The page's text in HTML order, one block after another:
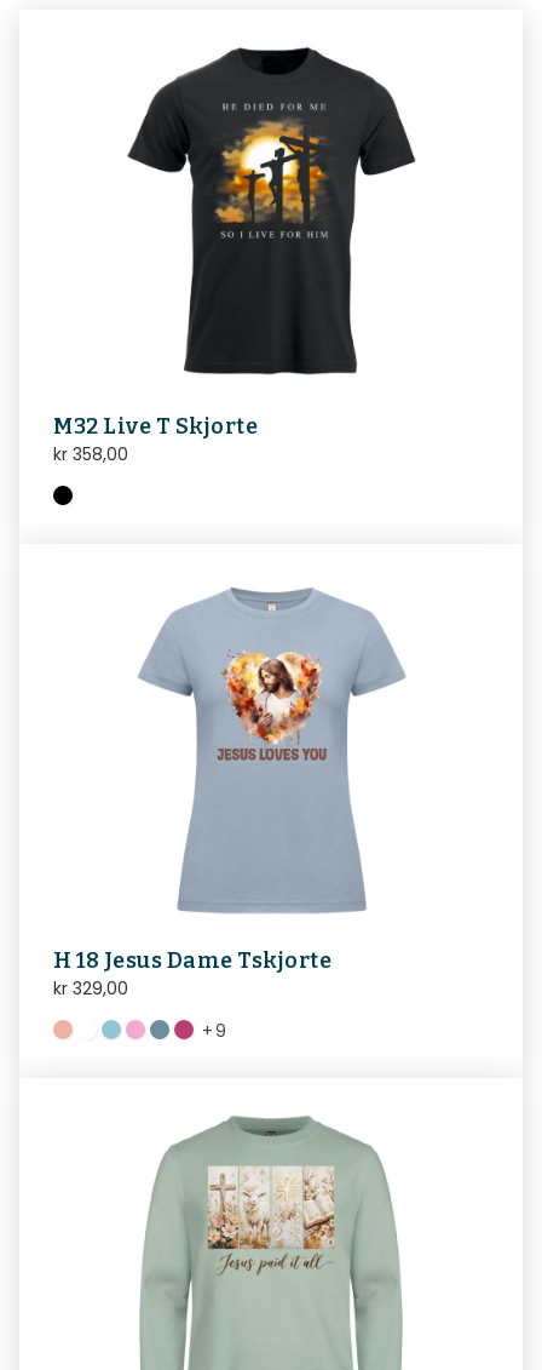
M32 Live T Skjorte
kr 358,00
H 18 Jesus Dame Tskjorte
kr 329,00
+9